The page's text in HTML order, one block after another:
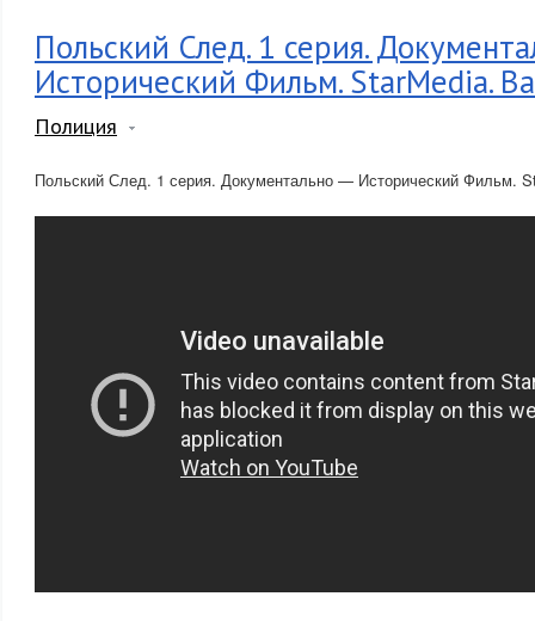
Польский След. 1 серия.
Исторический Фильм. StarMedia.
Полиция
Польский След. 1 серия. Документально — Исторический Фильм.